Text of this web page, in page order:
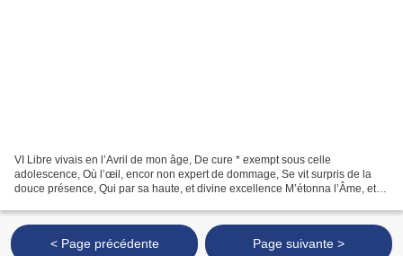
VI Libre vivais en l’Avril de mon âge, De cure * exempt sous celle
adolescence, Où l’œil, encor non expert de dommage, Se vit surpris de la
douce présence, Qui par sa haute, et divine excellence M’étonna l’Âme, et le
< Page précédente Page suivante >